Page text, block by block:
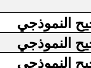
النموذجي
النموذجي
النموذجي